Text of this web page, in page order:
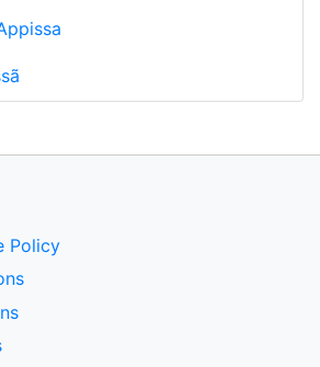
Policy